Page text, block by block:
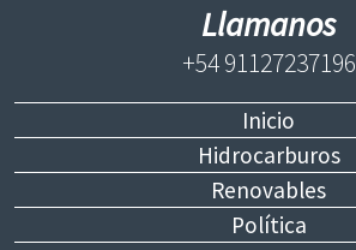
Llamanos
+54 91127237196
Inicio
Hidrocarburos
Renovables
Política